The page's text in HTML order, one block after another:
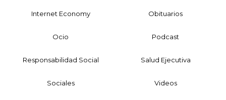
Internet Economy Obituarios
Ocio Podcast
Responsabilidad Social Salud Ejecutiva
Sociales Videos